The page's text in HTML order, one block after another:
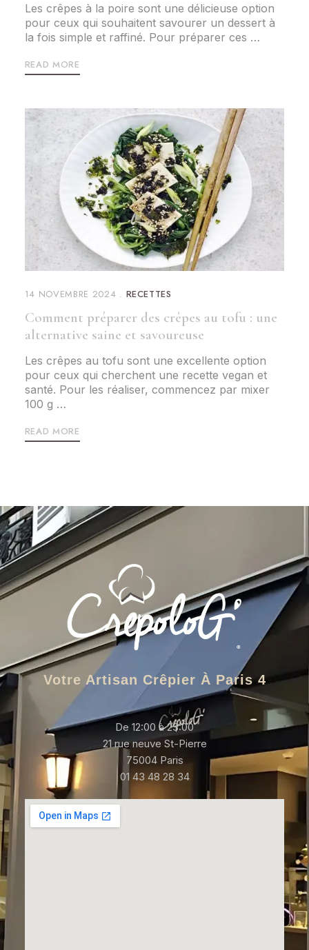
Les crêpes à la poire sont une délicieuse option
pour ceux qui souhaitent savourer un dessert à
la fois simple et raffiné. Pour préparer ces …
READ MORE
14 NOVEMBRE 2024 RECETTES
Comment préparer des crêpes au tofu : une
alternative saine et savoureuse
Les crêpes au tofu sont une excellente option
pour ceux qui cherchent une recette vegan et
santé. Pour les réaliser, commencez par mixer
100 g …
READ MORE
Votre Artisan Crêpier À Paris 4
De 12:00 à 23:00
21 rue neuve St-Pierre
75004 Paris
01 43 48 28 34